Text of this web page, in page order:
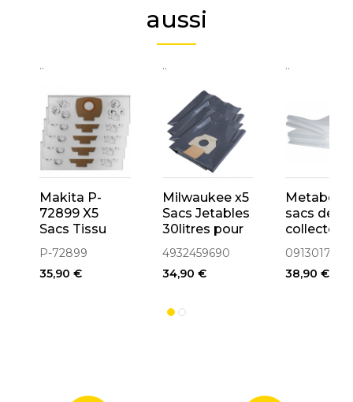
aussi
..
Makita P-
72899 X5
Sacs Tissu
pour
aspirateurs
VC2010L,
P-72899
35,90 €
..
Milwaukee x5
Sacs Jetables
30litres pour
Aspirateur As
30 et AS 42
(4932459690)
4932459690
34,90 €
..
Metabo 10
sacs de
collecte
sciures
1200 /
0913017617
38,90 €